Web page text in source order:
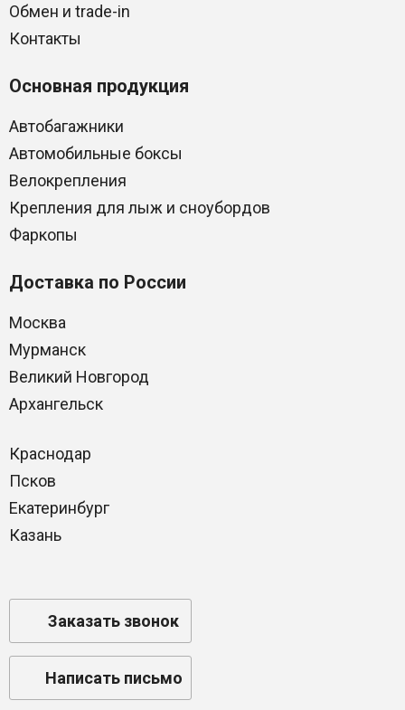
Обмен и trade-in
Контакты
Основная продукция
Автобагажники
Автомобильные боксы
Велокрепления
Крепления для лыж и сноубордов
Фаркопы
Доставка по России
Москва
Мурманск
Великий Новгород
Архангельск
Краснодар
Псков
Екатеринбург
Казань
Заказать звонок
Написать письмо